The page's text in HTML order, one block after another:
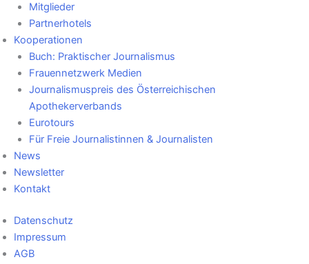
Mitglieder
Partnerhotels
Kooperationen
Buch: Praktischer Journalismus
Frauennetzwerk Medien
Journalismuspreis des Österreichischen
Apothekerverbands
Eurotours
Für Freie Journalistinnen & Journalisten
News
Newsletter
Kontakt
Datenschutz
Impressum
AGB